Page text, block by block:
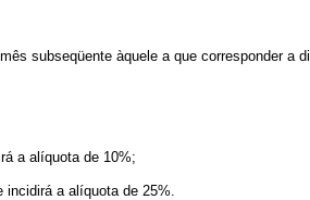
subseqüente àquele a que corresponder a
a alíquota de 10%;
incidirá a alíquota de 25%.